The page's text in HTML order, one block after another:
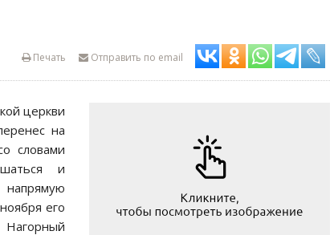
Отправить по email
Печать
церкви
на
словами
и
напрямую
его